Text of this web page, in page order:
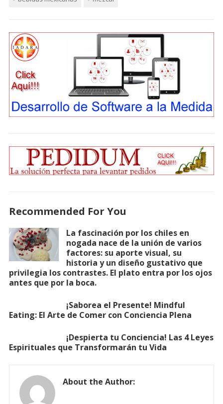
Recommended For You
La fascinación por los chiles en
nogada nace de la unión de varios
factores: su aporte visual, su
historia y un diseño gustativo que
privilegia los contrastes. El plato entra por los ojos
antes que por la boca.
¡Saborea el Presente! Mindful
Eating: El Arte de Comer con Conciencia Plena
¡Despierta tu Conciencia! Las 4 Leyes
Espirituales que Transformarán tu Vida
About the Author: